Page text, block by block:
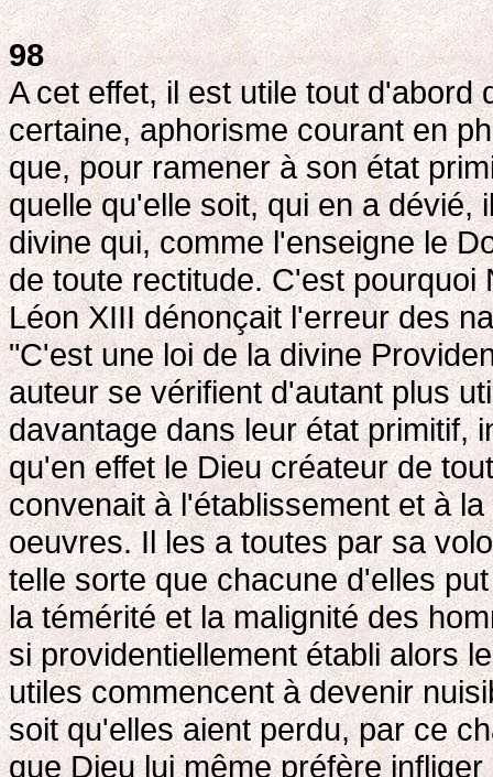
98
A cet effet, il est utile tout
certaine, aphorisme courant en
que, pour ramener à son état
quelle qu'elle soit, qui en a dévié,
divine qui, comme l'enseigne le
de toute rectitude. C'est
Léon XIII dénonçait l'erreur des
"C'est une loi de la divine
auteur se vérifient d'autant plus
davantage dans leur état primitif,
qu'en effet le Dieu créateur de
convenait à l'établissement et à
oeuvres. Il les a toutes par sa
telle sorte que chacune d'elles
la témérité et la malignité des
si providentiellement établi alors
utiles commencent à devenir
soit qu'elles aient perdu, par ce
que Dieu lui même préfère